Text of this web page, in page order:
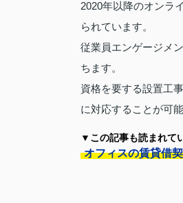
2020年以降のオンラ
られています。
従業員エンゲージメ
ちます。
資格を要する設置工
に対応することが可能
▼この記事も読まれて
オフィスの賃貸借